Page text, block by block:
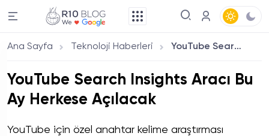
Ana Sayfa Teknoloji Haberleri YouTube Search Insights Aracı Bu Ay Herkese Açılacak
YouTube Search Insights Aracı Bu
Ay Herkese Açılacak
YouTube için özel anahtar kelime araştırması